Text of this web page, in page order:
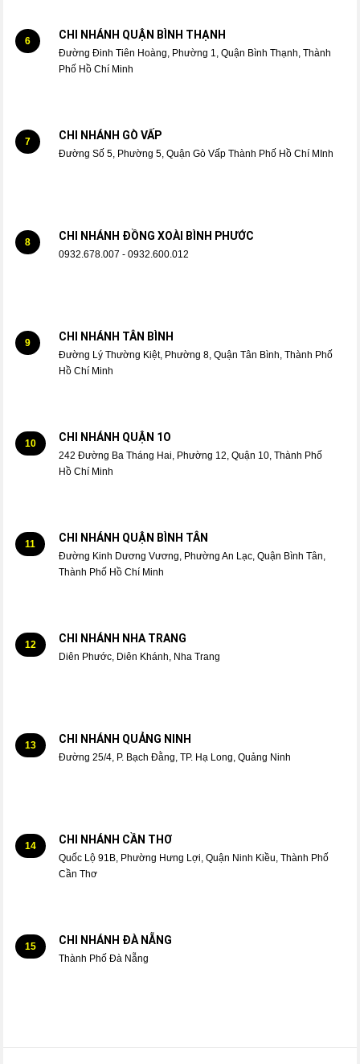
6 CHI NHÁNH QUẬN BÌNH THẠNH
Đường Đinh Tiên Hoàng, Phường 1, Quận Bình Thạnh, Thành
Phố Hồ Chí Minh
7 CHI NHÁNH GÒ VẤP
Đường Số 5, Phường 5, Quận Gò Vấp Thành Phố Hồ Chí MInh
8 CHI NHÁNH ĐỒNG XOÀI BÌNH PHƯỚC
0932.678.007 - 0932.600.012
9 CHI NHÁNH TÂN BÌNH
Đường Lý Thường Kiệt, Phường 8, Quận Tân Bình, Thành Phố
Hồ Chí Minh
10 CHI NHÁNH QUẬN 1O
242 Đường Ba Tháng Hai, Phường 12, Quận 10, Thành Phố
Hồ Chí Minh
11 CHI NHÁNH QUẬN BÌNH TÂN
Đường Kinh Dương Vương, Phường An Lạc, Quận Bình Tân,
Thành Phố Hồ Chí Minh
12 CHI NHÁNH NHA TRANG
Diên Phước, Diên Khánh, Nha Trang
13 CHI NHÁNH QUẢNG NINH
Đường 25/4, P. Bạch Đằng, TP. Hạ Long, Quảng Ninh
14 CHI NHÁNH CẦN THƠ
Quốc Lộ 91B, Phường Hưng Lợi, Quận Ninh Kiều, Thành Phố
Cần Thơ
15 CHI NHÁNH ĐÀ NẴNG
Thành Phố Đà Nẵng